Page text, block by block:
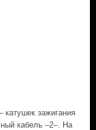
катушек зажигания
кабель –2–. На